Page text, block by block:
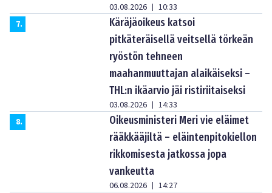
03.08.2026 | 10:33
7.
Käräjäoikeus katsoi
pitkäteräisellä veitsellä törkeän
ryöstön tehneen
maahanmuuttajan alaikäiseksi –
THL:n ikäarvio jäi ristiriitaiseksi
03.08.2026 | 14:33
8.
Oikeusministeri Meri vie eläimet
rääkkääjiltä – eläintenpitokiellon
rikkomisesta jatkossa jopa
vankeutta
06.08.2026 | 14:27